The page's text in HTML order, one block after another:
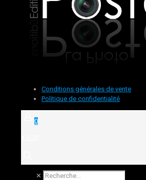
Conditions générales de vente
Politique de confidentialité
0
✕